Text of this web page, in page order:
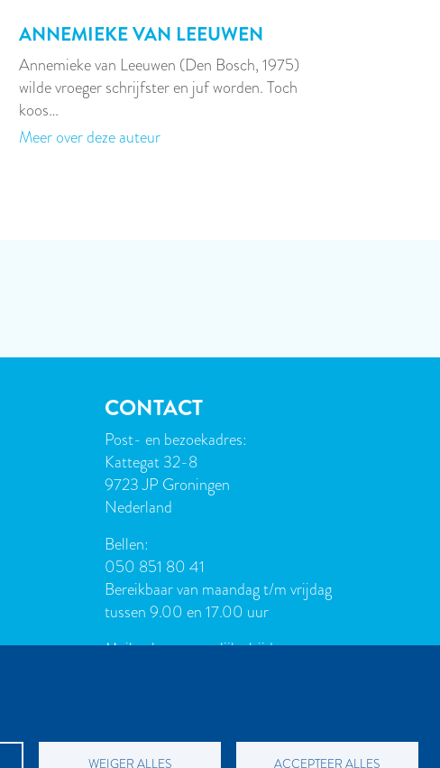
WEIGER ALLES ACCEPTEER ALLES
ANNEMIEKE VAN LEEUWEN
Annemieke van Leeuwen (Den Bosch, 1975)
wilde vroeger schrijfster en juf worden. Toch
koos…
Meer over deze auteur
CONTACT
Post- en bezoekadres:
Kattegat 32-8
9723 JP Groningen
Nederland
Bellen:
050 851 80 41
Bereikbaar van maandag t/m vrijdag
tussen 9.00 en 17.00 uur
Mailen kan natuurlijk altijd:
(manuscript/boekidee)